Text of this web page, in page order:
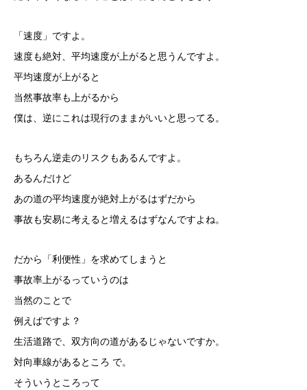
「速度」ですよ。
速度も絶対、平均速度が上がると思うんですよ。
平均速度が上がると
当然事故率も上がるから
僕は、逆にこれは現行のままがいいと思ってる。
もちろん逆走のリスクもあるんですよ。
あるんだけど
あの道の平均速度が絶対上がるはずだから
事故も安易に考えると増えるはずなんですよね。
だから「利便性」を求めてしまうと
事故率上がるっていうのは
当然のことで
例えばですよ？
生活道路で、双方向の道があるじゃないですか。
対向車線があるところ で。
そういうところって